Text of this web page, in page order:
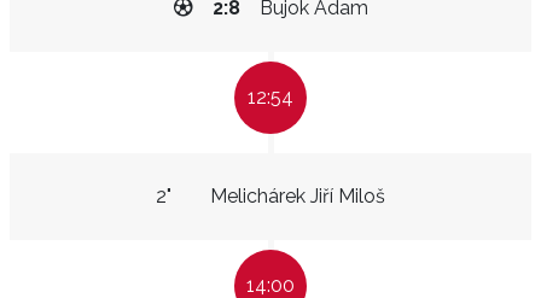
Bujok Adam
2:8
12:54
Melichárek Jiří Miloš
2"
14:00